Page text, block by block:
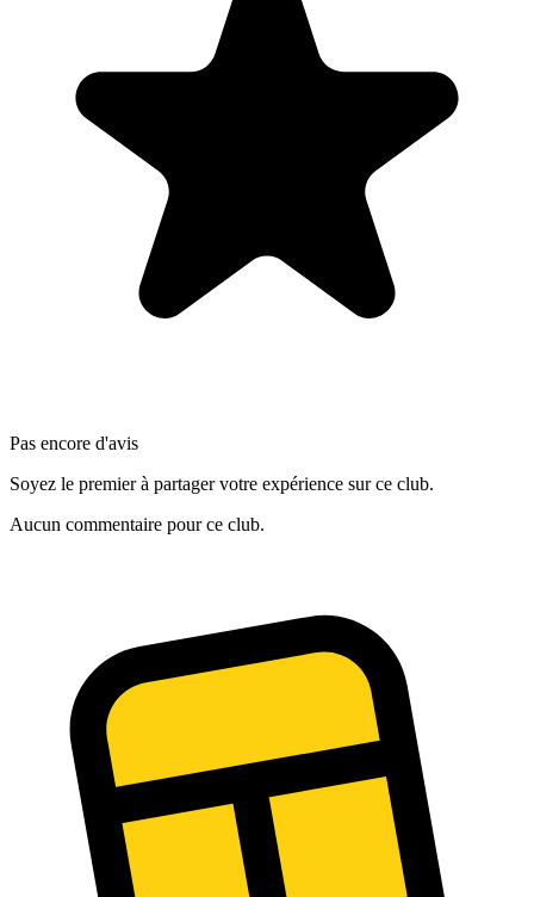
Pas encore d'avis
Soyez le premier à partager votre expérience sur ce club.
Aucun commentaire pour ce club.